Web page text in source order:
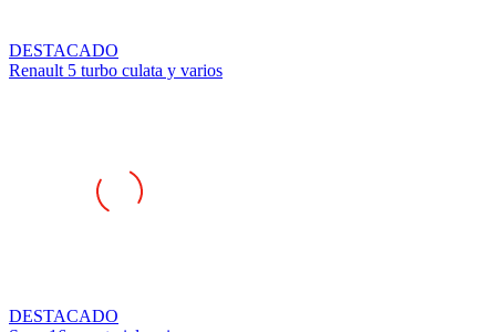
DESTACADO
Renault 5 turbo culata y varios
DESTACADO